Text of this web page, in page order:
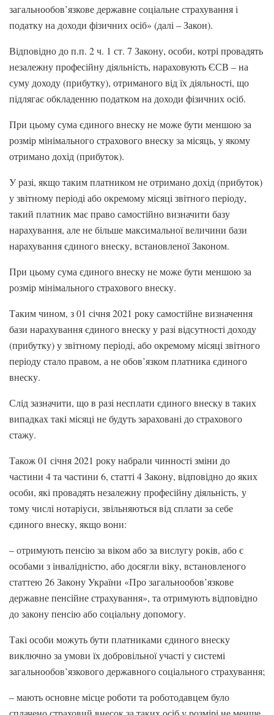
загальнообов’язкове державне соціальне страхування і
податку на доходи фізичних осіб» (далі – Закон).
Відповідно до п.п. 2 ч. 1 ст. 7 Закону, особи, котрі провадять
незалежну професійну діяльність, нараховують ЄСВ – на
суму доходу (прибутку), отриманого від їх діяльності, що
підлягає обкладенню податком на доходи фізичних осіб.
При цьому сума єдиного внеску не може бути меншою за
розмір мінімального страхового внеску за місяць, у якому
отримано дохід (прибуток).
У разі, якщо таким платником не отримано дохід (прибуток)
у звітному періоді або окремому місяці звітного періоду,
такий платник має право самостійно визначити базу
нарахування, але не більше максимальної величини бази
нарахування єдиного внеску, встановленої Законом.
При цьому сума єдиного внеску не може бути меншою за
розмір мінімального страхового внеску.
Таким чином, з 01 січня 2021 року самостійне визначення
бази нарахування єдиного внеску у разі відсутності доходу
(прибутку) у звітному періоді, або окремому місяці звітного
періоду стало правом, а не обов’язком платника єдиного
внеску.
Слід зазначити, що в разі несплати єдиного внеску в таких
випадках такі місяці не будуть зараховані до страхового
стажу.
Також 01 січня 2021 року набрали чинності зміни до
частини 4 та частини 6, статті 4 Закону, відповідно до яких
особи, які провадять незалежну професійну діяльність, у
тому числі нотаріуси, звільняються від сплати за себе
єдиного внеску, якщо вони:
– отримують пенсію за віком або за вислугу років, або є
особами з інвалідністю, або досягли віку, встановленого
статтею 26 Закону України «Про загальнообов’язкове
державне пенсійне страхування», та отримують відповідно
до закону пенсію або соціальну допомогу.
Такі особи можуть бути платниками єдиного внеску
виключно за умови їх добровільної участі у системі
загальнообов’язкового державного соціального страхування;
– мають основне місце роботи та роботодавцем було